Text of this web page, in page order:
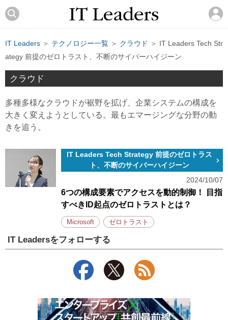
IT Leaders ＞ テクノロジー一覧 ＞ クラウド ＞ IT Leaders Tech Str
ategy 前提のゼロトラスト、不断のサイバーハイジーン
クラウド
多種多様なクラウドが裾野を拡げ、企業システムの構成を
大きく変えようとしている。最もエマージングな分野の動
きを追う。
IT Leaders Tech Strategy 前提のゼロトラス
ト、不断のサイバーハイジーン
2024/10/07
6つの構成要素でアクセスを動的制御！ 目指
すべきID起点のゼロトラストとは？
Microsoft ゼロトラスト
IT Leadersをフォローする